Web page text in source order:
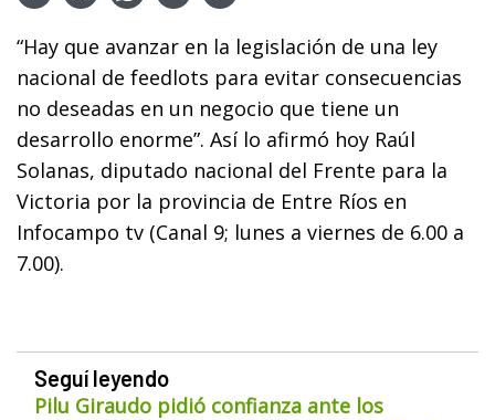
“Hay que avanzar en la legislación de una ley
nacional de feedlots para evitar consecuencias
no deseadas en un negocio que tiene un
desarrollo enorme”. Así lo afirmó hoy Raúl
Solanas, diputado nacional del Frente para la
Victoria por la provincia de Entre Ríos en
Infocampo tv (Canal 9; lunes a viernes de 6.00 a
7.00).
Seguí leyendo
Pilu Giraudo pidió confianza ante los